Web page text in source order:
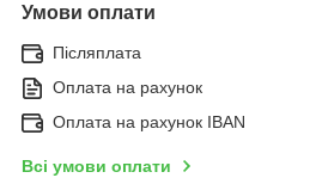
Умови оплати
Післяплата
Оплата на рахунок
Оплата на рахунок IBAN
Всі умови оплати